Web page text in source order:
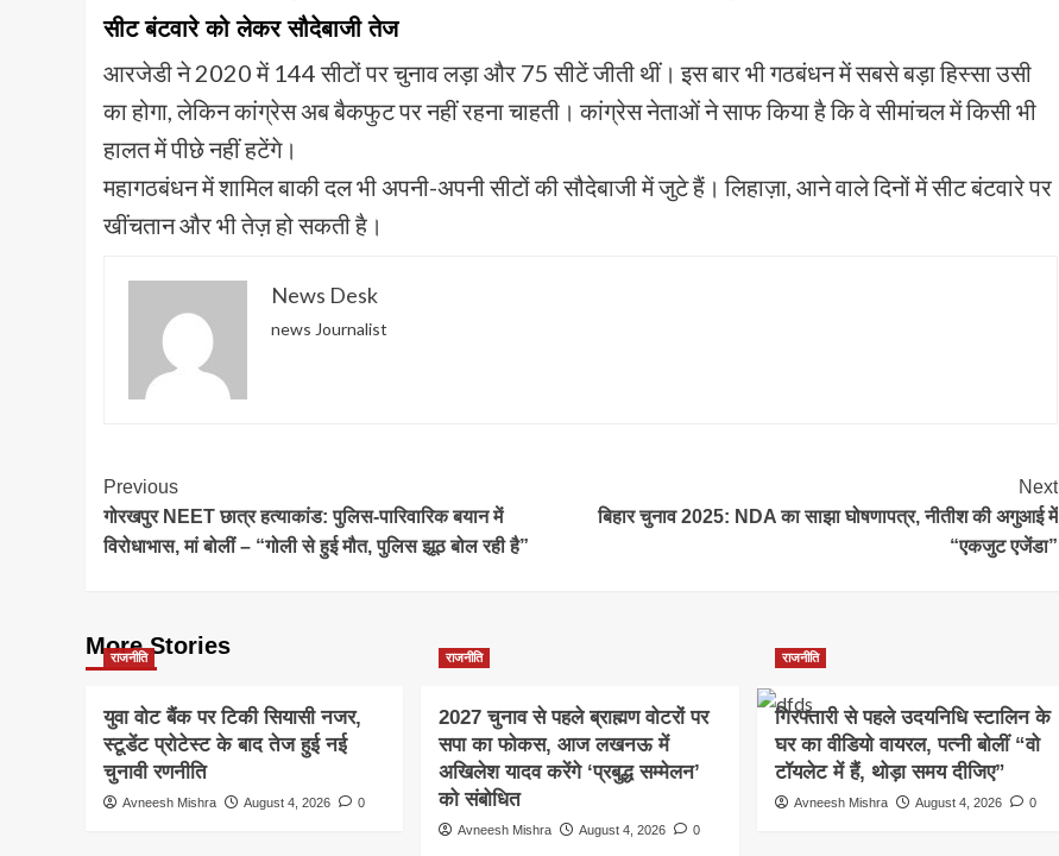
सीट बंटवारे को लेकर सौदेबाजी तेज
आरजेडी ने 2020 में 144 सीटों पर चुनाव लड़ा और 75 सीटें जीती थीं। इस बार भी गठबंधन में सबसे बड़ा हिस्सा उसी
का होगा, लेकिन कांग्रेस अब बैकफुट पर नहीं रहना चाहती। कांग्रेस नेताओं ने साफ किया है कि वे सीमांचल में किसी भी
हालत में पीछे नहीं हटेंगे।
महागठबंधन में शामिल बाकी दल भी अपनी-अपनी सीटों की सौदेबाजी में जुटे हैं। लिहाज़ा, आने वाले दिनों में सीट बंटवारे पर
खींचतान और भी तेज़ हो सकती है।
News Desk
news Journalist
Post
Navigation
Previous
गोरखपुर NEET छात्र हत्याकांड: पुलिस-पारिवारिक बयान में
विरोधाभास, मां बोलीं – “गोली से हुई मौत, पुलिस झूठ बोल रही है”
Next
बिहार चुनाव 2025: NDA का साझा घोषणापत्र, नीतीश की अगुआई में
“एकजुट एजेंडा”
More Stories
राजनीति
युवा वोट बैंक पर टिकी सियासी नजर,
स्टूडेंट प्रोटेस्ट के बाद तेज हुई नई
चुनावी रणनीति
Avneesh Mishra August 4, 2026 0
राजनीति
2027 चुनाव से पहले ब्राह्मण वोटरों पर
सपा का फोकस, आज लखनऊ में
अखिलेश यादव करेंगे ‘प्रबुद्ध सम्मेलन’
को संबोधित
Avneesh Mishra August 4, 2026 0
राजनीति
गिरफ्तारी से पहले उदयनिधि स्टालिन के
घर का वीडियो वायरल, पत्नी बोलीं “वो
टॉयलेट में हैं, थोड़ा समय दीजिए”
Avneesh Mishra August 4, 2026 0